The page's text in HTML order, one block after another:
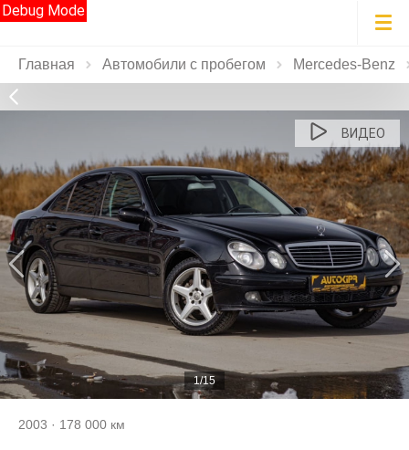
Debug Mode
Главная Автомобили с пробегом Mercedes‑Benz
1/15
ВИДЕО
2003 · 178 000 км